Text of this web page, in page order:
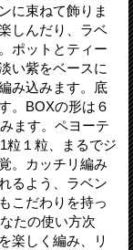
に束ねて飾りま
しんだり、ラベ
ポットとティー
い紫をベースに
み込みます。底
。BOXの形は６
ます。ペヨーテ
粒１粒、まるでジ
。カッチリ編み
るよう、ラベン
こだわりを持っ
たの使い方次
楽しく編み、リ